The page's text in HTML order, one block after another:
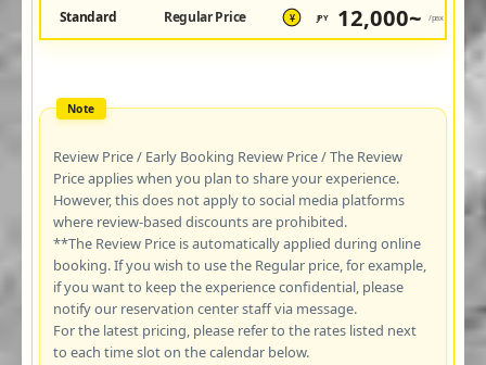
Standard Regular Price ¥ JPY 12,000~ /pax
Review Price / Early Booking Review Price / The Review
Price applies when you plan to share your experience.
However, this does not apply to social media platforms
where review-based discounts are prohibited.
**The Review Price is automatically applied during online
booking. If you wish to use the Regular price, for example,
if you want to keep the experience confidential, please
notify our reservation center staff via message.
For the latest pricing, please refer to the rates listed next
to each time slot on the calendar below.